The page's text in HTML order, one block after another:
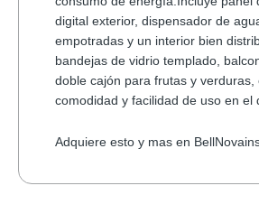
digital exterior, dispensador de
empotradas y un interior bien
bandejas de vidrio templado,
doble cajón para frutas y verduras,
comodidad y facilidad de uso en el
Adquiere esto y mas en